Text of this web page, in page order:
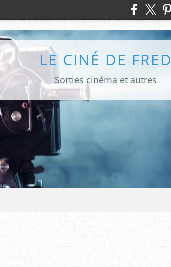
LE CINÉ DE FRED
Sorties cinéma et autres